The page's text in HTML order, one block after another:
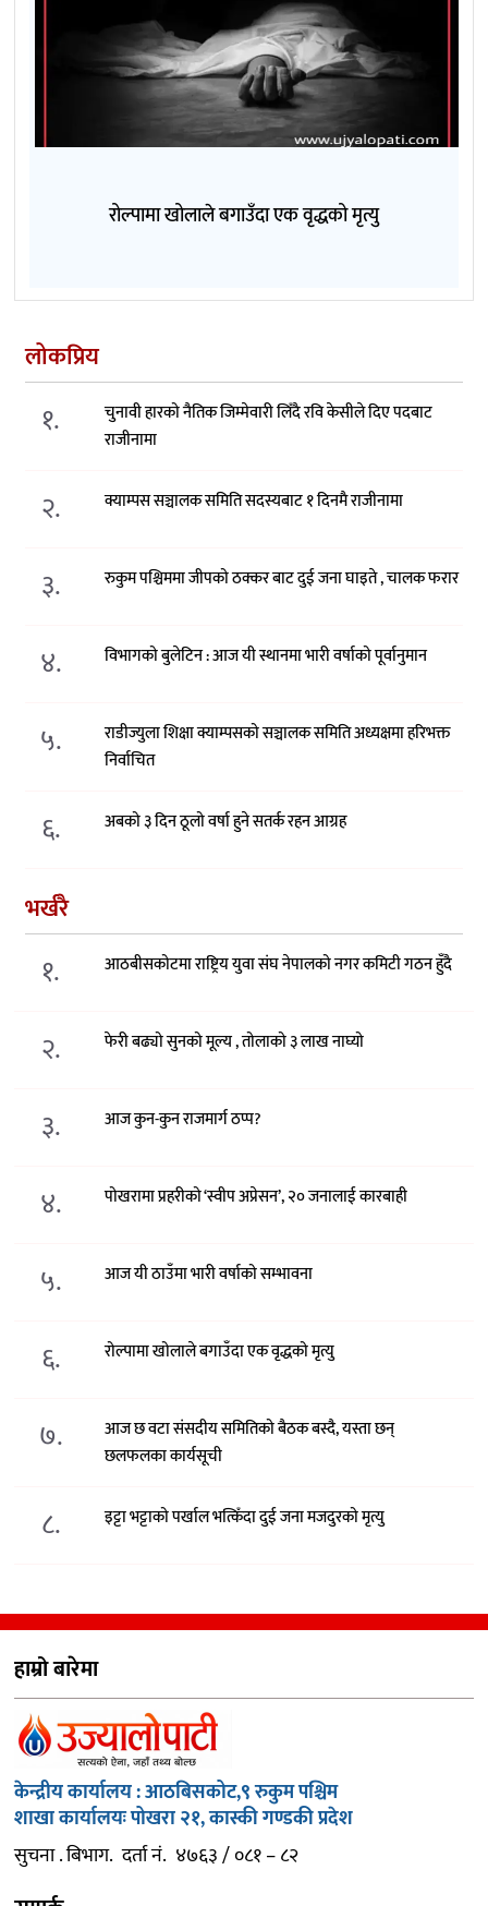
रोल्पामा खोलाले बगाउँदा एक वृद्धको मृत्यु
लोकप्रिय
१.
चुनावी हारको नैतिक जिम्मेवारी लिँदै रवि केसीले दिए पदबाट
राजीनामा
२. क्याम्पस सञ्चालक समिति सदस्यबाट १ दिनमै राजीनामा
३. रुकुम पश्चिममा जीपको ठक्कर बाट दुई जना घाइते , चालक फरार
४. विभागको बुलेटिन : आज यी स्थानमा भारी वर्षाको पूर्वानुमान
५.
राडीज्युला शिक्षा क्याम्पसको सञ्चालक समिति अध्यक्षमा हरिभक्त
निर्वाचित
६. अबको ३ दिन ठूलो वर्षा हुने सतर्क रहन आग्रह
भर्खरै
१. आठबीसकोटमा राष्ट्रिय युवा संघ नेपालको नगर कमिटी गठन हुँदै
२. फेरी बढ्यो सुनको मूल्य , तोलाको ३ लाख नाघ्यो
३. आज कुन-कुन राजमार्ग ठप्प?
४. पोखरामा प्रहरीको ‘स्वीप अप्रेसन’, २० जनालाई कारबाही
५. आज यी ठाउँमा भारी वर्षाको सम्भावना
६. रोल्पामा खोलाले बगाउँदा एक वृद्धको मृत्यु
७.
आज छ वटा संसदीय समितिको बैठक बस्दै, यस्ता छन्
छलफलका कार्यसूची
८. इट्टा भट्टाको पर्खाल भत्किँदा दुई जना मजदुरको मृत्यु
हाम्रो बारेमा
केन्द्रीय कार्यालय : आठबिसकोट,९ रुकुम पश्चिम
शाखा कार्यालयः पोखरा २१, कास्की गण्डकी प्रदेश
सुचना . बिभाग. दर्ता नं. ४७६३ / ०८१ – ८२